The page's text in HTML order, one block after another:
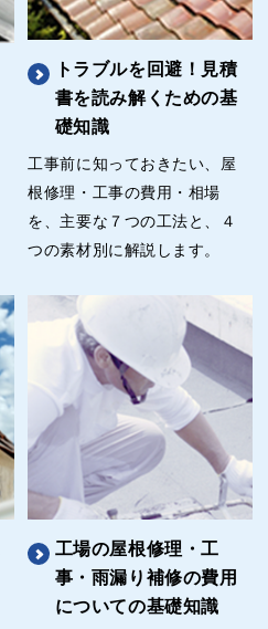
トラブルを回避！見積
書を読み解くための基
礎知識
工事前に知っておきたい、屋
根修理・工事の費用・相場
を、主要な７つの工法と、４
つの素材別に解説します。
工場の屋根修理・工
事・雨漏り補修の費用
についての基礎知識